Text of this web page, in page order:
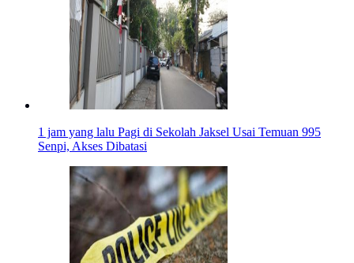
1 jam yang lalu Pagi di Sekolah Jaksel Usai Temuan 995
Senpi, Akses Dibatasi